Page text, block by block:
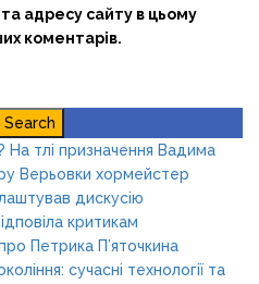
адресу сайту в цьому
коментарів.
Search
На тлі призначення Вадима
Верьовки хормейстер
дискусію
критикам
Петрика П’яточкина
сучасні технології та